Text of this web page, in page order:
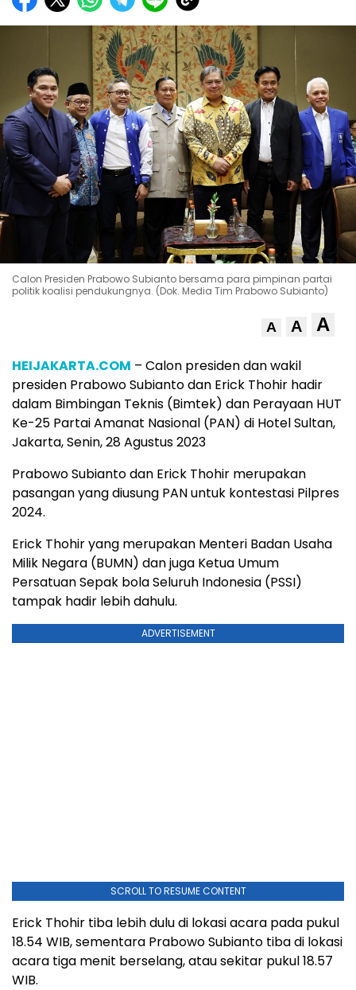
Calon Presiden Prabowo Subianto bersama para pimpinan partai
politik koalisi pendukungnya. (Dok. Media Tim Prabowo Subianto)
A A A
HEIJAKARTA.COM – Calon presiden dan wakil
presiden Prabowo Subianto dan Erick Thohir hadir
dalam Bimbingan Teknis (Bimtek) dan Perayaan HUT
Ke-25 Partai Amanat Nasional (PAN) di Hotel Sultan,
Jakarta, Senin, 28 Agustus 2023
Prabowo Subianto dan Erick Thohir merupakan
pasangan yang diusung PAN untuk kontestasi Pilpres
2024.
Erick Thohir yang merupakan Menteri Badan Usaha
Milik Negara (BUMN) dan juga Ketua Umum
Persatuan Sepak bola Seluruh Indonesia (PSSI)
tampak hadir lebih dahulu.
ADVERTISEMENT
SCROLL TO RESUME CONTENT
Erick Thohir tiba lebih dulu di lokasi acara pada pukul
18.54 WIB, sementara Prabowo Subianto tiba di lokasi
acara tiga menit berselang, atau sekitar pukul 18.57
WIB.